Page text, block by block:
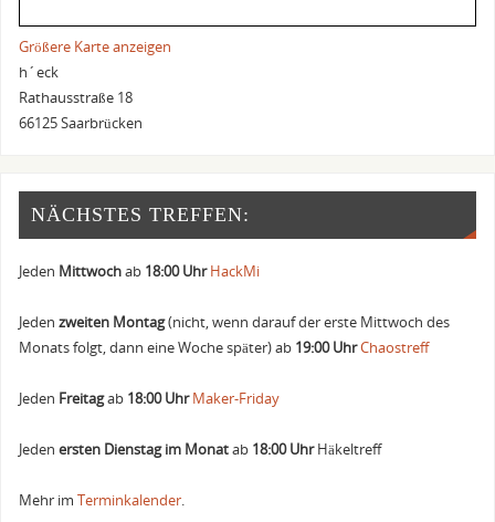
Größere Karte anzeigen
h´eck
Rathausstraße 18
66125 Saarbrücken
NÄCHSTES TREFFEN:
Jeden Mittwochab 18:00 Uhr HackMi
Jedenzweiten Montag(nicht, wenn darauf der erste Mittwoch des
Monats folgt, dann eine Woche später) ab 19:00 UhrChaostreff
Jeden Freitagab 18:00 Uhr Maker-Friday
Jedenersten Dienstag im Monatab 18:00 UhrHäkeltreff
Mehr imTerminkalender.